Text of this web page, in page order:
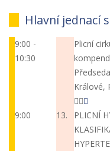
Hlavní jednací
9:00 -
10:30
Plicní
Králové,
9:00 13.
PLICNÍ